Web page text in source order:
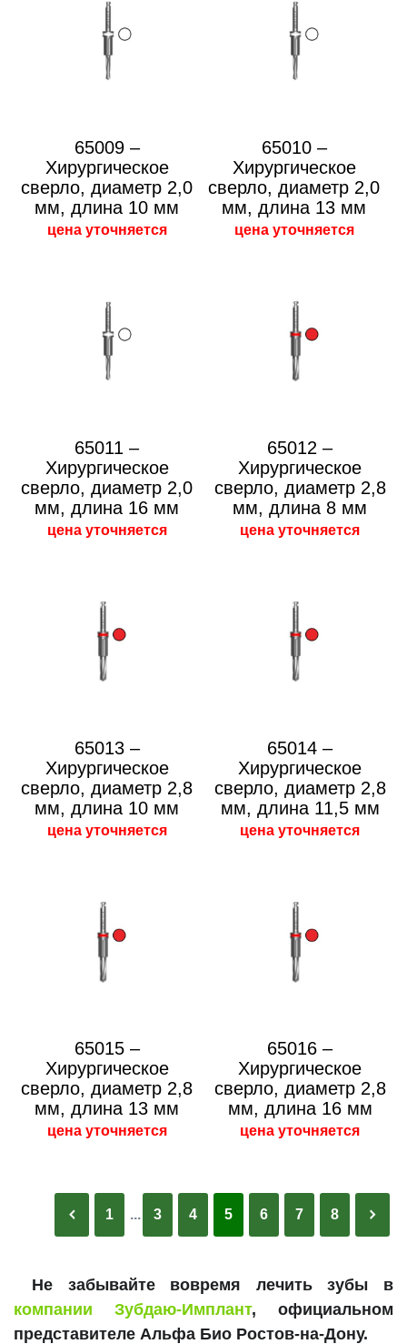
65009 –
Хирургическое
сверло, диаметр 2,0
мм, длина 10 мм
цена уточняется
65010 –
Хирургическое
сверло, диаметр 2,0
мм, длина 13 мм
цена уточняется
65011 –
Хирургическое
сверло, диаметр 2,0
мм, длина 16 мм
цена уточняется
65012 –
Хирургическое
сверло, диаметр 2,8
мм, длина 8 мм
цена уточняется
65013 –
Хирургическое
сверло, диаметр 2,8
мм, длина 10 мм
цена уточняется
65014 –
Хирургическое
сверло, диаметр 2,8
мм, длина 11,5 мм
цена уточняется
65015 –
Хирургическое
сверло, диаметр 2,8
мм, длина 13 мм
цена уточняется
65016 –
Хирургическое
сверло, диаметр 2,8
мм, длина 16 мм
цена уточняется
1 ... 3 4 5 6 7 8
Не забывайте вовремя лечить зубы в
компании Зубдаю-Имплант, официальном
представителе Альфа Био Ростов-на-Дону.